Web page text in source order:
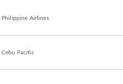
Philippine Airlines
Cebu Pacific